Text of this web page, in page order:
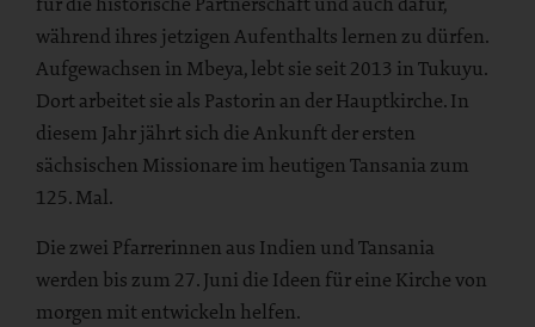
während ihres jetzigen Aufenthalts lernen zu dürfen.
Aufgewachsen in Mbeya, lebt sie seit 2013 in Tukuyu.
Dort arbeitet sie als Pastorin an der Hauptkirche. In
diesem Jahr jährt sich die Ankunft der ersten
sächsischen Missionare im heutigen Tansania zum
125. Mal.
Die zwei Pfarrerinnen aus Indien und Tansania
werden bis zum 27. Juni die Ideen für eine Kirche von
morgen mit entwickeln helfen.